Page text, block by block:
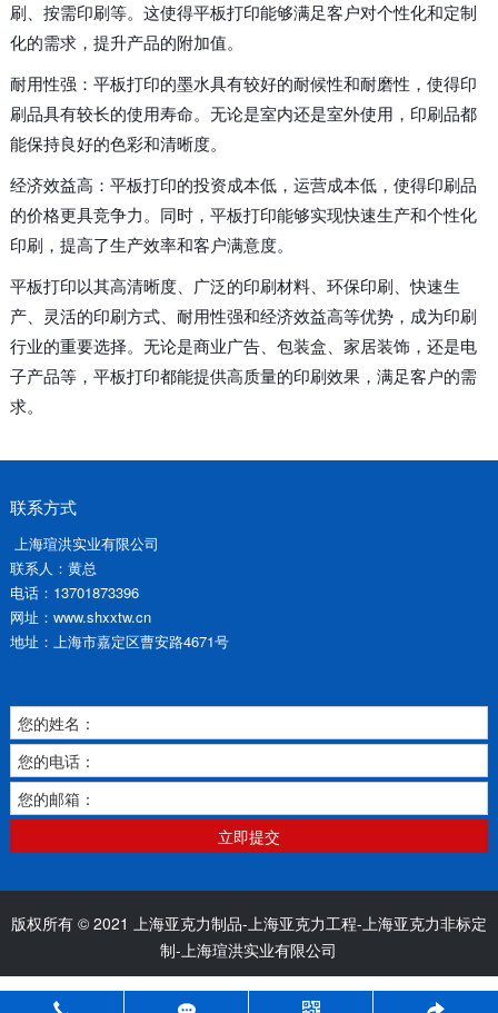
刷、按需印刷等。这使得平板打印能够满足客户对个性化和定制
化的需求，提升产品的附加值。
耐用性强：平板打印的墨水具有较好的耐候性和耐磨性，使得印
刷品具有较长的使用寿命。无论是室内还是室外使用，印刷品都
能保持良好的色彩和清晰度。
经济效益高：平板打印的投资成本低，运营成本低，使得印刷品
的价格更具竞争力。同时，平板打印能够实现快速生产和个性化
印刷，提高了生产效率和客户满意度。
平板打印以其高清晰度、广泛的印刷材料、环保印刷、快速生
产、灵活的印刷方式、耐用性强和经济效益高等优势，成为印刷
行业的重要选择。无论是商业广告、包装盒、家居装饰，还是电
子产品等，平板打印都能提供高质量的印刷效果，满足客户的需
求。
联系方式
上海瑄洪实业有限公司
联系人：黄总
电话：13701873396
网址：www.shxxtw.cn
地址：上海市嘉定区曹安路4671号
您的姓名：
您的电话：
您的邮箱：
立即提交
版权所有 © 2021 上海亚克力制品-上海亚克力工程-上海亚克力非标定
制-上海瑄洪实业有限公司